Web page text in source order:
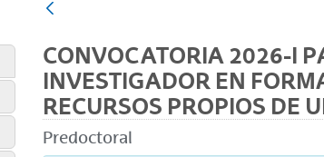
CONVOCATORIA 2026-I
INVESTIGADOR EN
RECURSOS PROPIOS DE
Predoctoral